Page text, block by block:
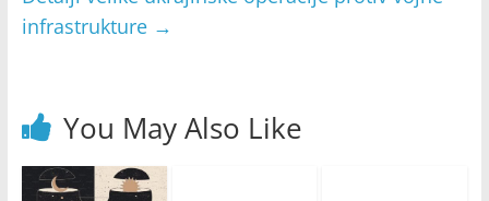
infrastrukture →
You May Also Like